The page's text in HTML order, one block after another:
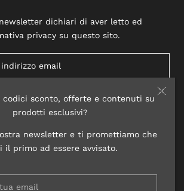
codici sconto, offerte e contenuti su
prodotti esclusivi?
newsletter e ti promettiamo che
il primo ad essere avvisato.
dichiari di aver letto ed
privacy su questo sito.